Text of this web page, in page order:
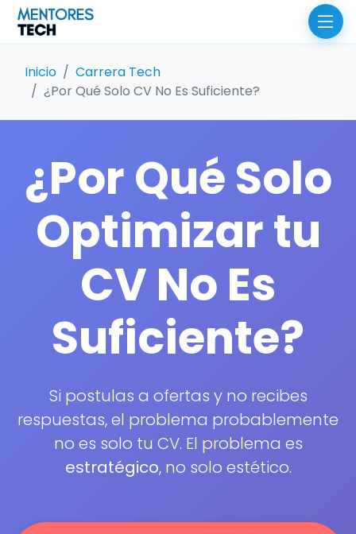
Inicio
Carrera Tech
¿Por Qué Solo CV No Es Suficiente?
¿Por Qué Solo
Optimizar tu
CV No Es
Suficiente?
Si postulas a ofertas y no recibes
respuestas, el problema probablemente
no es solo tu CV. El problema es
estratégico, no solo estético.